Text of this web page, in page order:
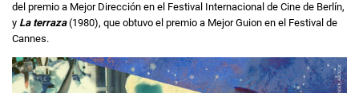
del premio a Mejor Dirección en el Festival Internacional de Cine de Berlín,
y La terraza(1980), que obtuvo el premio a Mejor Guion en el Festival de
Cannes.